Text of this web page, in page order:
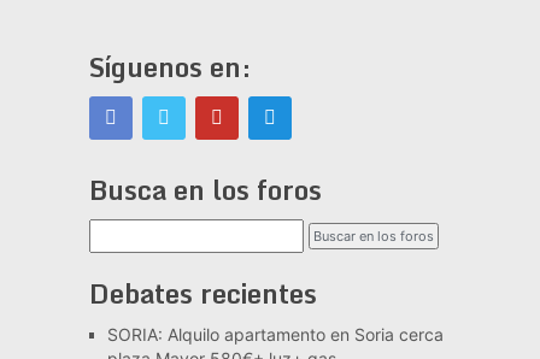
Síguenos en:
Busca en los foros
Debates recientes
SORIA: Alquilo apartamento en Soria cerca